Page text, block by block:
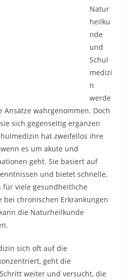
Natur
heilku
nde
und
Schul
medizi
n
werde
Ansätze wahrgenommen. Doch
sich gegenseitig ergänzen
hat zweifellos ihre
es um akute und
geht. Sie basiert auf
und bietet schnelle,
für viele gesundheitliche
bei chronischen Erkrankungen
kann die Naturheilkunde
sich oft auf die
geht die
weiter und versucht, die